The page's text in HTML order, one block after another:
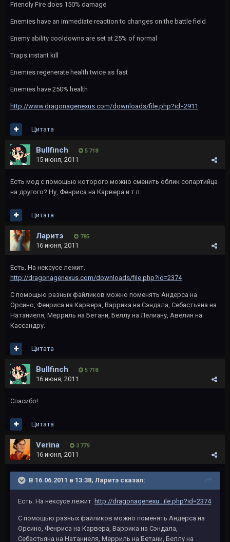
Friendly Fire does 150% damage
Enemies have an immediate reaction to changes on the battle field
Enemy ability cooldowns are set at 25% of normal
Traps instant kill
Enemies regenerate health twice as fast
Enemies have 250% health
http://www.dragonagenexus.com/downloads/file.php?id=2911
Цитата
Bullfinch 5 718
15 июня, 2011
Есть мод с помощью которого можно сменить облик сопартийца
на другого? Ну, Фенриса на Карвера и т.п.
Цитата
Ларитэ 785
16 июня, 2011
Есть. На нексусе лежит.
http://dragonagenexus.com/downloads/file.php?id=2374
С помощью разных файликов можно поменять Андерса на
Орсино, Фенриса на Карвера, Варрика на Сэндала, Себастьяна на
Натаниеля, Мерриль на Бетани, Беллу на Лелиану, Авелин на
Кассандру.
Цитата
Bullfinch 5 718
16 июня, 2011
Спасибо!
Цитата
Verina 3 779
16 июня, 2011
В 16.06.2011 в 13:38, Ларитэ сказал:
Есть. На нексусе лежит. http://dragonagenexu...ile.php?id=2374
С помощью разных файликов можно поменять Андерса на
Орсино, Фенриса на Карвера, Варрика на Сэндала,
Себастьяна на Натаниеля, Мерриль на Бетани, Беллу на